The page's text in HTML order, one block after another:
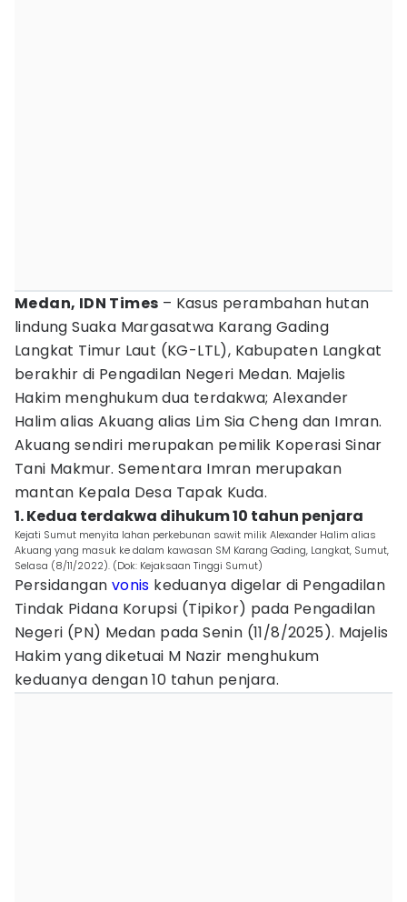
Medan, IDN Times – Kasus perambahan hutan
lindung Suaka Margasatwa Karang Gading
Langkat Timur Laut (KG-LTL), Kabupaten Langkat
berakhir di Pengadilan Negeri Medan. Majelis
Hakim menghukum dua terdakwa; Alexander
Halim alias Akuang alias Lim Sia Cheng dan Imran.
Akuang sendiri merupakan pemilik Koperasi Sinar
Tani Makmur. Sementara Imran merupakan
mantan Kepala Desa Tapak Kuda.
1. Kedua terdakwa dihukum 10 tahun penjara
Kejati Sumut menyita lahan perkebunan sawit milik Alexander Halim alias
Akuang yang masuk ke dalam kawasan SM Karang Gading, Langkat, Sumut,
Selasa (8/11/2022). (Dok: Kejaksaan Tinggi Sumut)
Persidangan vonis keduanya digelar di Pengadilan
Tindak Pidana Korupsi (Tipikor) pada Pengadilan
Negeri (PN) Medan pada Senin (11/8/2025). Majelis
Hakim yang diketuai M Nazir menghukum
keduanya dengan 10 tahun penjara.